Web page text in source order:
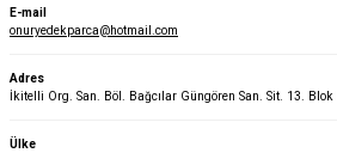
E-mail
onuryedekparca@hotmail.com
Adres
İkitelli Org. San. Böl. Bağcılar Güngören San. Sit. 13.
Ülke